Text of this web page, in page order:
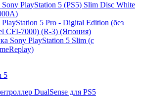
PlayStation 5 (PS5) Slim Disc White
5 Pro - Digital Edition (без
CFI-7000) (R-3) (Япония)
Sony PlayStation 5 Slim (с
5
DualSense для PS5